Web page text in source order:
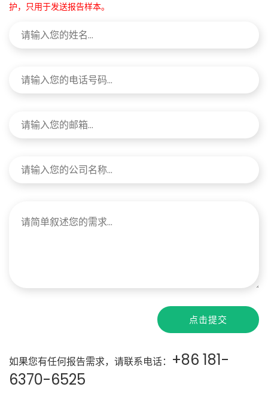
护，只用于发送报告样本。
点击提交
如果您有任何报告需求，请联系电话： +86 181-
6370-6525